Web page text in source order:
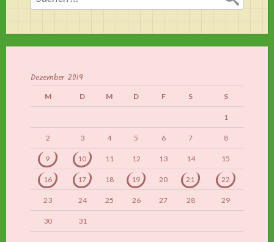
nach:
Dezember 2019
M D M D F S S
1
2 3 4 5 6 7 8
9 10 11 12 13 14 15
16 17 18 19 20 21 22
23 24 25 26 27 28 29
30 31